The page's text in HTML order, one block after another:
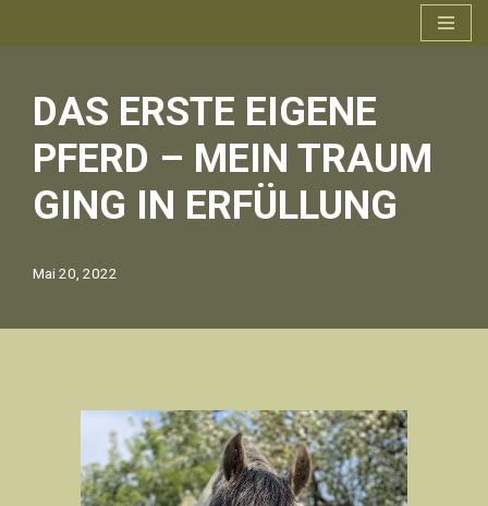
springen
DAS ERSTE EIGENE
PFERD – MEIN TRAUM
GING IN ERFÜLLUNG
Mai 20, 2022